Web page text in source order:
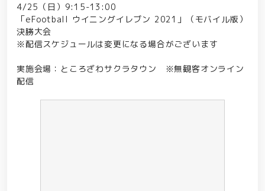
4/25（日）9:15-13:00
「eFootball ウイニングイレブン 2021」（モバイル版）
決勝大会
※配信スケジュールは変更になる場合がございます
実施会場：ところざわサクラタウン ※無観客オンライン
配信